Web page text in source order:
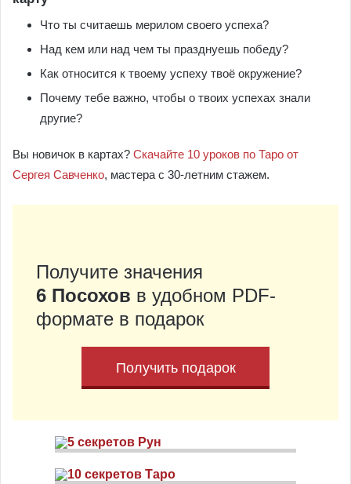
Что ты считаешь мерилом своего успеха?
Над кем или над чем ты празднуешь победу?
Как относится к твоему успеху твоё окружение?
Почему тебе важно, чтобы о твоих успехах знали
другие?
Вы новичок в картах? Скачайте 10 уроков по Таро от
Сергея Савченко, мастера с 30-летним стажем.
Получите значения
6 Посохов в удобном PDF-
формате в подарок
Получить подарок